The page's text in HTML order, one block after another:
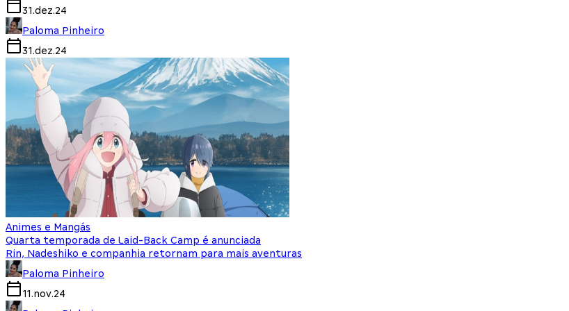
31.dez.24
Paloma Pinheiro
31.dez.24
Animes e Mangás
Quarta temporada de Laid-Back Camp é anunciada
Rin, Nadeshiko e companhia retornam para mais aventuras
Paloma Pinheiro
11.nov.24